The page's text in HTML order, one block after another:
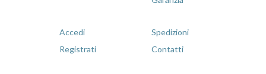
Accedi
Registrati
Spedizioni
Contatti